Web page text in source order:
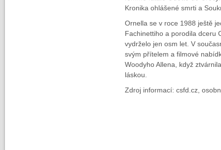
Kronika ohlášené smrti a
Ornella se v roce 1988 ještě
Fachinettiho a porodila dceru
vydrželo jen osm let. V
svým přítelem a filmové
Woodyho Allena, když
láskou.
Zdroj informací: csfd.cz,